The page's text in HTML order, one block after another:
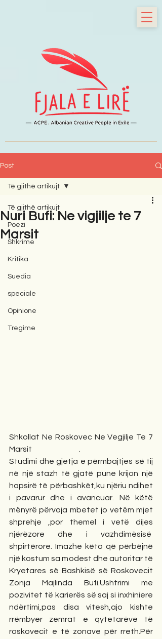
Post
Të gjithë artikujt
Poezi
Shkrime
Kritika
Suedia
speciale
Opinione
Tregime
Të gjithë artikujt
Nuri Bufi: Ne vigjilje te 7
Marsit
Shkollat Ne Roskovec Ne Vegjilje Te 7
Marsit                               .
Studimi dhe gjetja e përmbajtjes së tij
në një stazh të gjatë pune krijon një
hapsirë të përbashkët,ku njëriu ndihet
i pavarur dhe i avancuar. Në këtë
mënyrë përvoja mbetet jo vetëm mjet
shprehje ,por themel i vetë dijes
njërëzore dhe i vazhdimësisë
shpirtërore. Imazhe këto që përbëjnë
një kostum sa modest dhe autoritar të
Kryetares së Bashkisë së Roskovecit
Zonja Majlinda Bufi.Ushtrimi me
pozivitet të karierës së saj si inxhiniere
ndërtimi,pas disa vitesh,ajo kishte
rrëmbyer zemrat e qytetarëve të
roskovecit e të zonave për rreth.Për